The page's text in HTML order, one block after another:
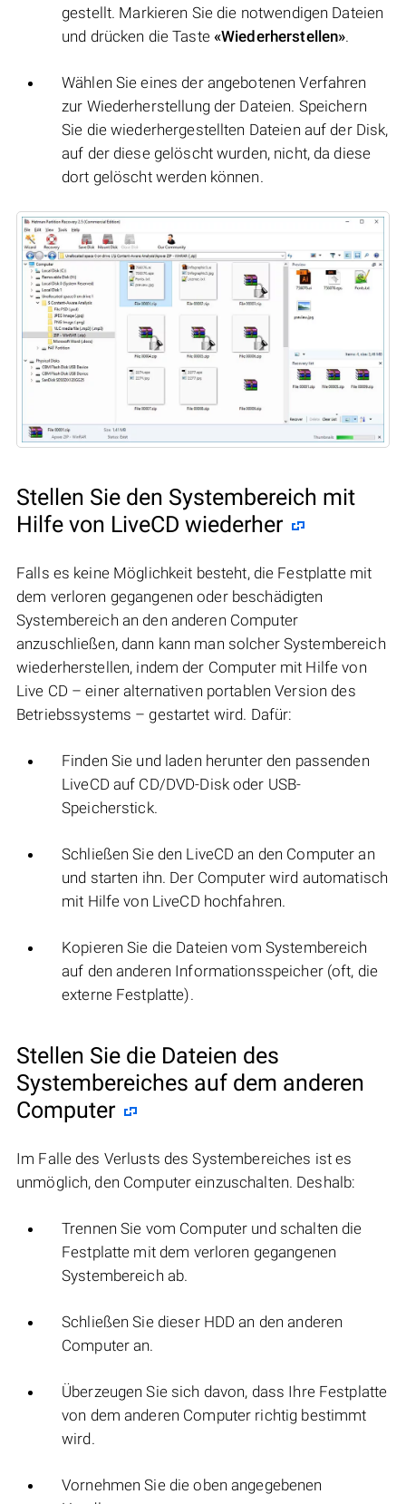
gestellt. Markieren Sie die notwendigen Dateien
und drücken die Taste «Wiederherstellen».
Wählen Sie eines der angebotenen Verfahren
zur Wiederherstellung der Dateien. Speichern
Sie die wiederhergestellten Dateien auf der Disk,
auf der diese gelöscht wurden, nicht, da diese
dort gelöscht werden können.
Stellen Sie den Systembereich mit
Hilfe von LiveCD wiederher
Falls es keine Möglichkeit besteht, die Festplatte mit
dem verloren gegangenen oder beschädigten
Systembereich an den anderen Computer
anzuschließen, dann kann man solcher Systembereich
wiederherstellen, indem der Computer mit Hilfe von
Live CD – einer alternativen portablen Version des
Betriebssystems – gestartet wird. Dafür:
Finden Sie und laden herunter den passenden
LiveCD auf CD/DVD-Disk oder USB-
Speicherstick.
Schließen Sie den LiveCD an den Computer an
und starten ihn. Der Computer wird automatisch
mit Hilfe von LiveCD hochfahren.
Kopieren Sie die Dateien vom Systembereich
auf den anderen Informationsspeicher (oft, die
externe Festplatte).
Stellen Sie die Dateien des
Systembereiches auf dem anderen
Computer
Im Falle des Verlusts des Systembereiches ist es
unmöglich, den Computer einzuschalten. Deshalb:
Trennen Sie vom Computer und schalten die
Festplatte mit dem verloren gegangenen
Systembereich ab.
Schließen Sie dieser HDD an den anderen
Computer an.
Überzeugen Sie sich davon, dass Ihre Festplatte
von dem anderen Computer richtig bestimmt
wird.
Vornehmen Sie die oben angegebenen